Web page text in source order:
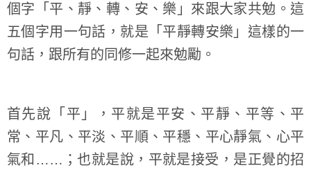
個字「平、靜、轉、安、樂」來跟大家共勉。這
五個字用一句話，就是「平靜轉安樂」這樣的一
句話，跟所有的同修一起來勉勵。
首先說「平」，平就是平安、平靜、平等、平
常、平凡、平淡、平順、平穩、平心靜氣、心平
氣和……；也就是說，平就是接受，是正覺的招